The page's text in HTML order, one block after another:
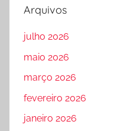
Arquivos
julho 2026
maio 2026
março 2026
fevereiro 2026
janeiro 2026